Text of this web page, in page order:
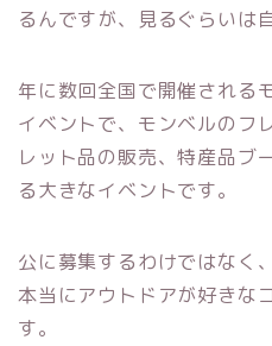
るんですが、見るぐらいは
年に数回全国で開催される
イベントで、モンベルのフ
レット品の販売、特産品ブ
る大きなイベントです。
公に募集するわけではなく
本当にアウトドアが好きな
す。